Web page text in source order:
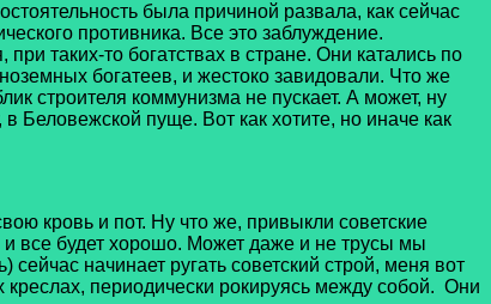
была причиной развала, как сейчас
противника. Все это заблуждение.
таких-то богатствах в стране. Они катались по
богатеев, и жестоко завидовали. Что же
строителя коммунизма не пускает. А может, ну
Беловежской пуще. Вот как хотите, но иначе как
кровь и пот. Ну что же, привыкли советские
и все будет хорошо. Может даже и не трусы мы
начинает ругать советский строй, меня вот
периодически рокируясь между собой. Они